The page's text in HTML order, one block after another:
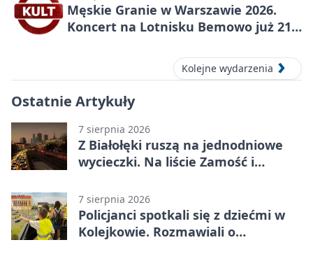
Męskie Granie w Warszawie 2026.
Koncert na Lotnisku Bemowo już 21
Kolejne wydarzenia
Ostatnie Artykuły
7 sierpnia 2026
Z Białołęki ruszą na jednodniowe
wycieczki. Na liście Zamość i
7 sierpnia 2026
Policjanci spotkali się z dziećmi w
Kolejkowie. Rozmawiali o